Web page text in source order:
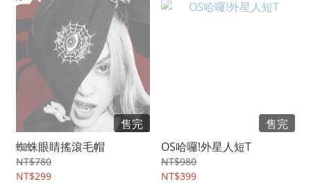
售完
蜘蛛眼睛搖滾毛帽
NT$780
NT$299
售完
OS哈囉!外星人短T
NT$980
NT$399